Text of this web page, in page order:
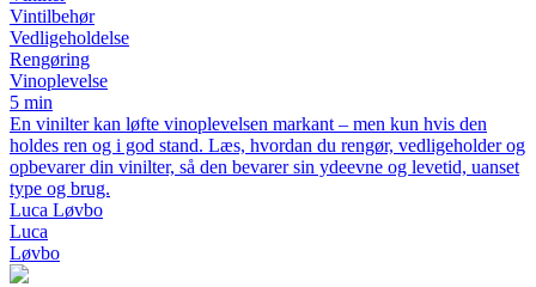
Vintilbehør
Vedligeholdelse
Rengøring
Vinoplevelse
5 min
En vinilter kan løfte vinoplevelsen markant – men kun hvis den
holdes ren og i god stand. Læs, hvordan du rengør, vedligeholder og
opbevarer din vinilter, så den bevarer sin ydeevne og levetid, uanset
type og brug.
Luca Løvbo
Luca
Løvbo